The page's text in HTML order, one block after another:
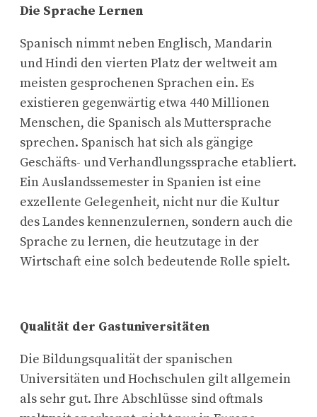
Die Sprache Lernen
Spanisch nimmt neben Englisch, Mandarin
und Hindi den vierten Platz der weltweit am
meisten gesprochenen Sprachen ein. Es
existieren gegenwärtig etwa 440 Millionen
Menschen, die Spanisch als Muttersprache
sprechen. Spanisch hat sich als gängige
Geschäfts- und Verhandlungssprache etabliert.
Ein Auslandssemester in Spanien ist eine
exzellente Gelegenheit, nicht nur die Kultur
des Landes kennenzulernen, sondern auch die
Sprache zu lernen, die heutzutage in der
Wirtschaft eine solch bedeutende Rolle spielt.
Qualität der Gastuniversitäten
Die Bildungsqualität der spanischen
Universitäten und Hochschulen gilt allgemein
als sehr gut. Ihre Abschlüsse sind oftmals